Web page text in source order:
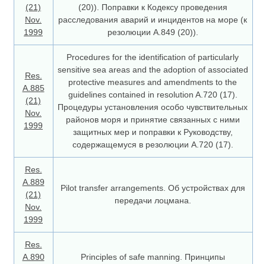
(21)
Nov.
1999
(20)). Поправки к Кодексу проведения
расследования аварий и инцидентов на море (к
резолюции А.849 (20)).
Res.
A.885
(21)
Nov.
1999
Procedures for the identification of particularly
sensitive sea areas and the adoption of associated
protective measures and amendments to the
guidelines contained in resolution A.720 (17).
Процедуры установления особо чувствительных
районов моря и принятие связанных с ними
защитных мер и поправки к Руководству,
содержащемуся в резолюции А.720 (17).
Res.
А.889
(21)
Nov.
1999
Pilot transfer arrangements. Об устройствах для
передачи лоцмана.
Res.
A.890
Principles of safe manning. Принципы